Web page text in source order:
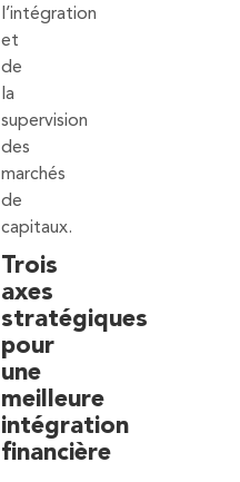
l’intégration
et
de
la
supervision
des
marchés
de
capitaux.
Trois
axes
stratégiques
pour
une
meilleure
intégration
financière